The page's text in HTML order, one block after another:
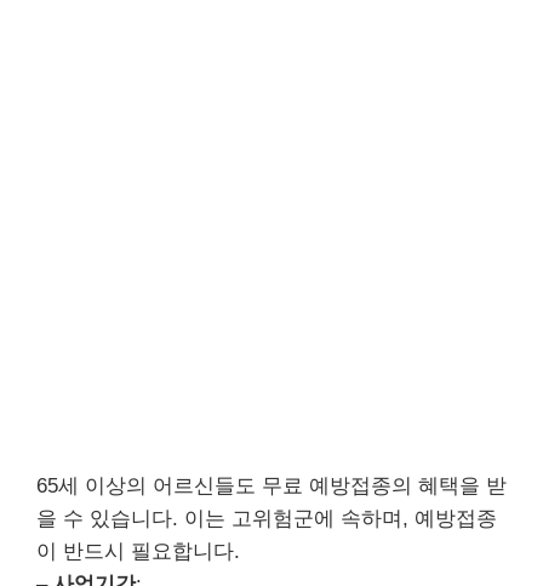
65세 이상의 어르신들도 무료 예방접종의 혜택을 받
을 수 있습니다. 이는 고위험군에 속하며, 예방접종
이 반드시 필요합니다.